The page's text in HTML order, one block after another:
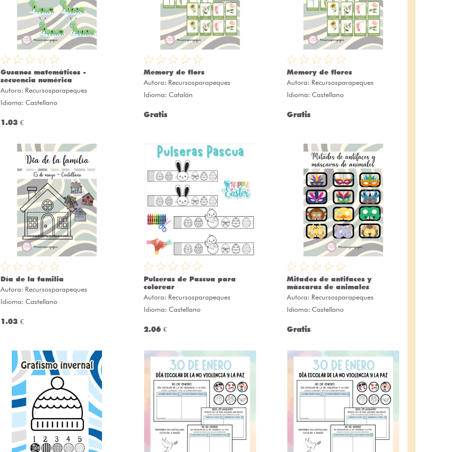
Gusanos matemáticos -
secuencia numérica
Autora: Recursosparapeques
Idioma: Castellano
1.03 €
Memory de flors
Autora: Recursosparapeques
Idioma: Catalán
Gratis
Memory de flores
Autora: Recursosparapeques
Idioma: Castellano
Gratis
Día de la familia
Autora: Recursosparapeques
Idioma: Castellano
1.03 €
Pulseras de Pascua para
colorear
Autora: Recursosparapeques
Idioma: Castellano
2.06 €
Mitades de antifaces y
máscaras de animales
Autora: Recursosparapeques
Idioma: Castellano
Gratis